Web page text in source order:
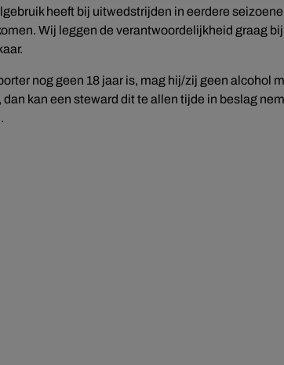
heeft bij uitwedstrijden in eerdere
Wij leggen de verantwoordelijkheid graag
nog geen 18 jaar is, mag hij/zij geen alcohol
dan kan een steward dit te allen tijde in beslag